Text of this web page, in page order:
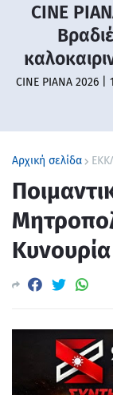
CINE
CINE PIANA 2026 |
Αρχική σελίδα
Κυνουρία